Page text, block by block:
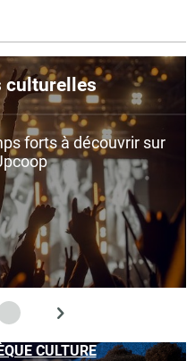
culturelles
forts à découvrir sur
CULTURE